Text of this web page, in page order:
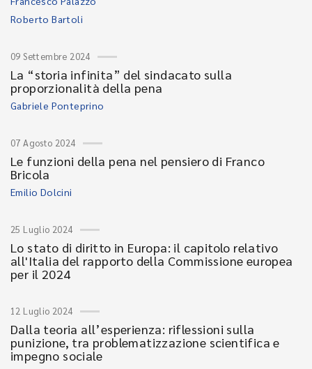
Roberto Bartoli
09 Settembre 2024
La “storia infinita” del sindacato sulla
proporzionalità della pena
Gabriele Ponteprino
07 Agosto 2024
Le funzioni della pena nel pensiero di Franco
Bricola
Emilio Dolcini
25 Luglio 2024
Lo stato di diritto in Europa: il capitolo relativo
all'Italia del rapporto della Commissione europea
per il 2024
12 Luglio 2024
Dalla teoria all’esperienza: riflessioni sulla
punizione, tra problematizzazione scientifica e
impegno sociale